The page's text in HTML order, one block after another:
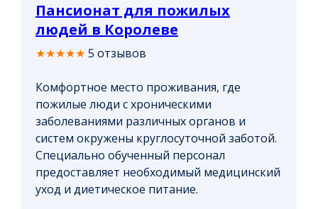
Пансионат для пожилых
людей в Королеве
★★★★★ 5 отзывов
Комфортное место проживания, где
пожилые люди с хроническими
заболеваниями различных органов и
систем окружены круглосуточной заботой.
Специально обученный персонал
предоставляет необходимый медицинский
уход и диетическое питание.